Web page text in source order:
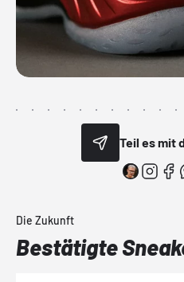
Teil es mit
Die Zukunft
Bestätigte